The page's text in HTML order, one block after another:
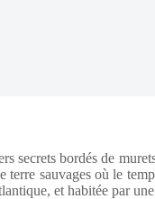
secrets bordés de
terre sauvages où le
et habitée par